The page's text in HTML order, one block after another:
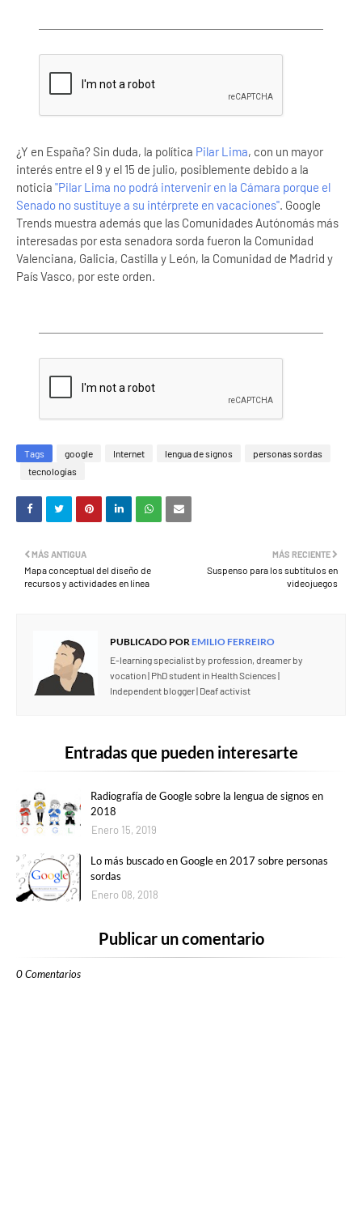
¿Y en España? Sin duda, la política Pilar Lima, con un mayor
interés entre el 9 y el 15 de julio, posiblemente debido a la
noticia "Pilar Lima no podrá intervenir en la Cámara porque el
Senado no sustituye a su intérprete en vacaciones". Google
Trends muestra además que las Comunidades Autónomás más
interesadas por esta senadora sorda fueron la Comunidad
Valenciana, Galicia, Castilla y León, la Comunidad de Madrid y
País Vasco, por este orden.
Tags google Internet lengua de signos
personas sordas
tecnologías
MÁS RECIENTE
Suspenso para los subtítulos en
videojuegos
MÁS ANTIGUA
Mapa conceptual del diseño de
recursos y actividades en línea
PUBLICADO POR EMILIO FERREIRO
E-learning specialist by profession, dreamer by
vocation | PhD student in Health Sciences |
Independent blogger | Deaf activist
Entradas que pueden interesarte
Radiografía de Google sobre la lengua de signos en
2018
Enero 15, 2019
Lo más buscado en Google en 2017 sobre personas
sordas
Enero 08, 2018
Publicar un comentario
0 Comentarios